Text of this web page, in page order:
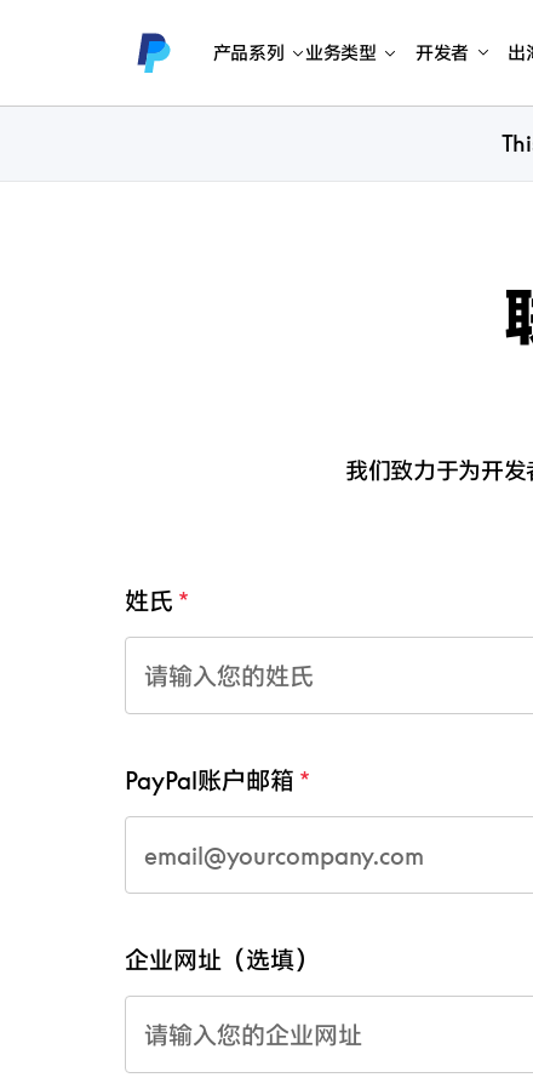
产品系列 业务类型 开发者 出
我们致力于为开发
姓氏
PayPal账户邮箱
企业网址（选填）